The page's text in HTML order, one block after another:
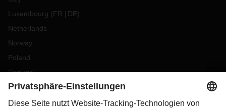
Luxembourg (FR DE)
Netherlands
Norway
Poland
Portugal
Romania
Slovakia